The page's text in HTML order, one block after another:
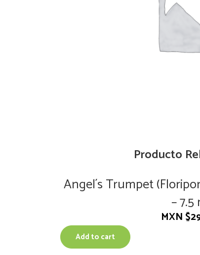
Producto
Angel´s Trumpet
– 7.5
MXN $
Add to cart